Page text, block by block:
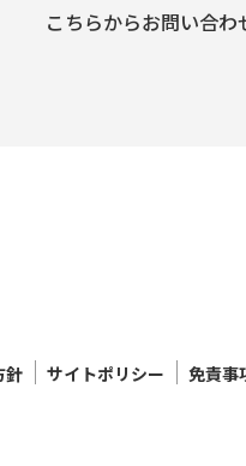
こちらからお問い合わ
針 サイトポリシー 免責事